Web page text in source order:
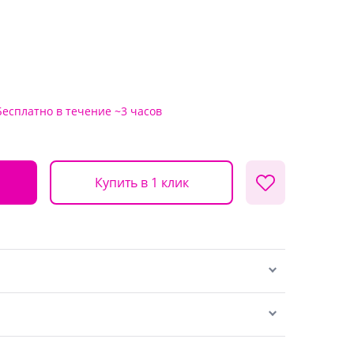
в течение ~3 часов
Купить в 1 клик